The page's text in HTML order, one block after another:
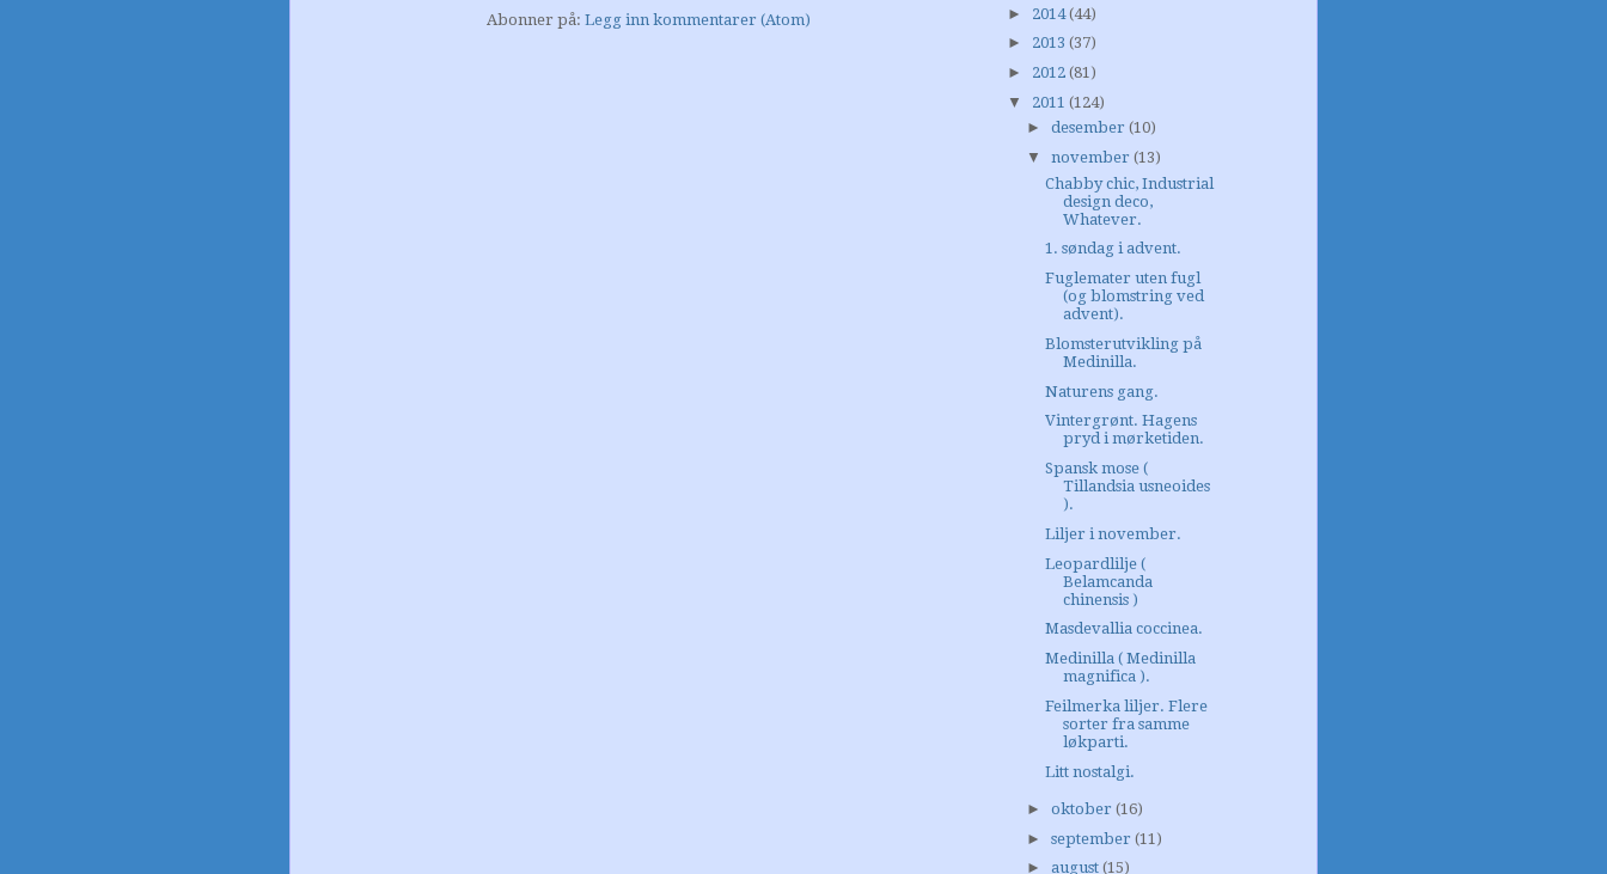
Abonner på: Legg inn kommentarer (Atom)
► 2014(44)
► 2013 (37)
► 2012 (81)
▼ 2011 (124)
► desember (10)
▼ november (13)
Chabby chic, Industrial
design deco,
Whatever.
1. søndag i advent.
Fuglemater uten fugl
(og blomstring ved
advent).
Blomsterutvikling på
Medinilla.
Naturens gang.
Vintergrønt. Hagens
pryd i mørketiden.
Spansk mose (
Tillandsia usneoides
).
Liljer i november.
Leopardlilje (
Belamcanda
chinensis )
Masdevallia coccinea.
Medinilla ( Medinilla
magnifica ).
Feilmerka liljer. Flere
sorter fra samme
løkparti.
Litt nostalgi.
► oktober (16)
► september (11)
► august (15)